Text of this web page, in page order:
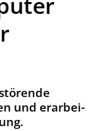
und er­ar­bei­